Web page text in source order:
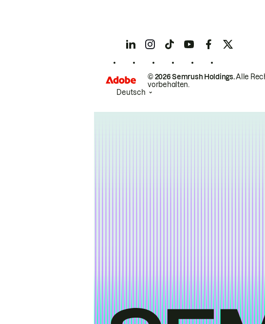
© 2026 Semrush Holdings.Alle
vorbehalten.
Deutsch